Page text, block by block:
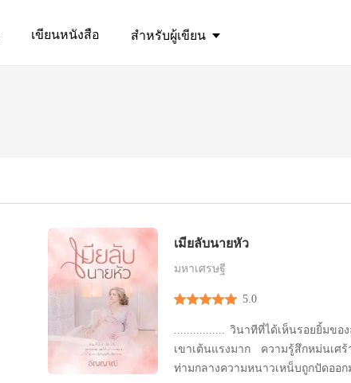
เขียนหนังสือ สำหรับผู้เขียน
เมียลับนายหัว
มหาเศรษฐี
5.0
................ วินาทีที่ได้เห็นรอยยิ้มขอ
เขาเต้นแรงมาก ความรู้สึกหม่นเศ
ท่ามกลางความหนาวเหน็บถูกปัดออก